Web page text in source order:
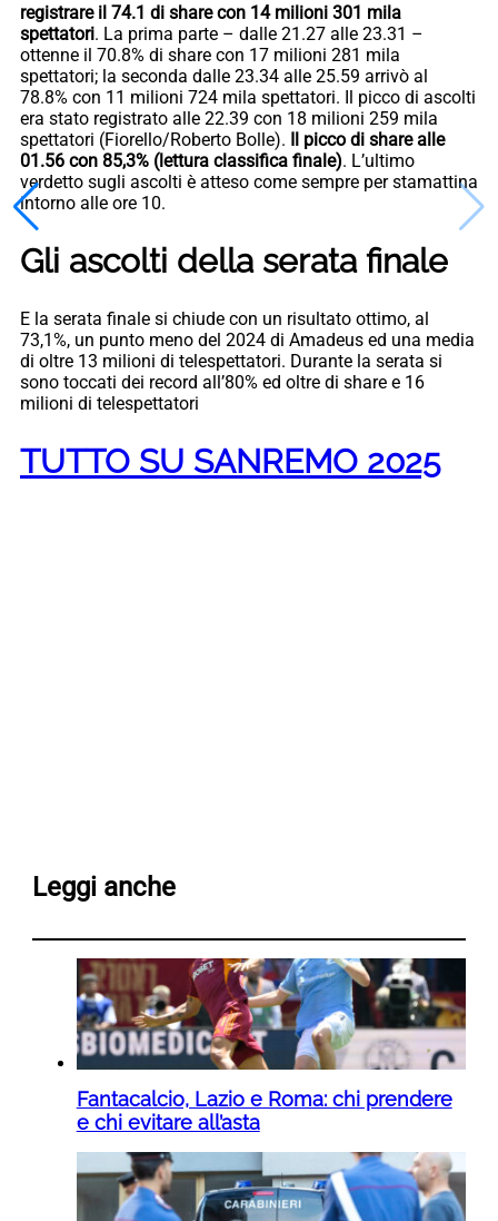
registrare il 74.1 di share con 14 milioni 301 mila
spettatori. La prima parte – dalle 21.27 alle 23.31 –
ottenne il 70.8% di share con 17 milioni 281 mila
spettatori; la seconda dalle 23.34 alle 25.59 arrivò al
78.8% con 11 milioni 724 mila spettatori. Il picco di ascolti
era stato registrato alle 22.39 con 18 milioni 259 mila
spettatori (Fiorello/Roberto Bolle). Il picco di share alle
01.56 con 85,3% (lettura classifica finale). L’ultimo
verdetto sugli ascolti è atteso come sempre per stamattina
intorno alle ore 10.
Gli ascolti della serata finale
E la serata finale si chiude con un risultato ottimo, al
73,1%, un punto meno del 2024 di Amadeus ed una media
di oltre 13 milioni di telespettatori. Durante la serata si
sono toccati dei record all’80% ed oltre di share e 16
milioni di telespettatori
TUTTO SU SANREMO 2025
Leggi anche
Fantacalcio, Lazio e Roma: chi prendere
e chi evitare all’asta